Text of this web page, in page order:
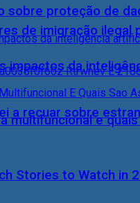
de imigração ilegal
a recuar sobre
sobre proteção de
impactos da
multifuncional e
Stories to Watch in